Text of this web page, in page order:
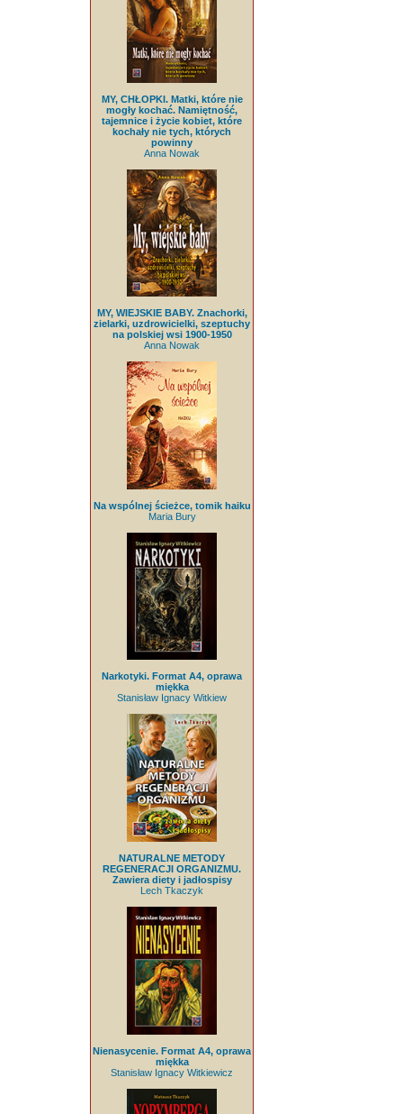
MY, CHŁOPKI. Matki, które nie
mogły kochać. Namiętność,
tajemnice i życie kobiet, które
kochały nie tych, których
powinny
Anna Nowak
MY, WIEJSKIE BABY. Znachorki,
zielarki, uzdrowicielki, szeptuchy
na polskiej wsi 1900-1950
Anna Nowak
Na wspólnej ścieżce, tomik haiku
Maria Bury
Narkotyki. Format A4, oprawa
miękka
Stanisław Ignacy Witkiew
NATURALNE METODY
REGENERACJI ORGANIZMU.
Zawiera diety i jadłospisy
Lech Tkaczyk
Nienasycenie. Format A4, oprawa
miękka
Stanisław Ignacy Witkiewicz